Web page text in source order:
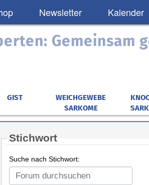
Newsletter Kalender
Gemeinsam
GIST
WEICHGEWEBE
SARKOME
Stichwort
Suche nach Stichwort: